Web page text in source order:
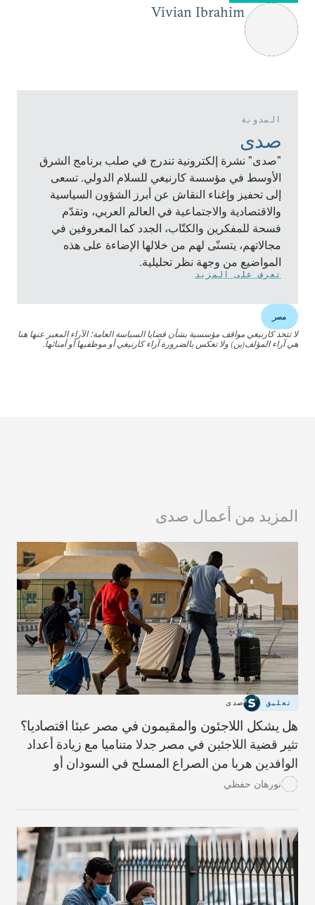
المدونة
صدى
"صدى" نشرة إلكترونية تندرج في صلب برنامج الشرق
الأوسط في مؤسسة كارنيغي للسلام الدولي. تسعى
إلى تحفيز وإغناء النقاش عن أبرز الشؤون السياسية
والاقتصادية والاجتماعية في العالم العربي، وتقدّم
فسحة للمفكرين والكتّاب، الجدد كما المعروفين في
مجالاتهم، يتسنّى لهم من خلالها الإضاءة على هذه
المواضيع من وجهة نظر تحليلية.
تعرف على المزيد
Vivian Ibrahim
مصر
لا تتخذ كارنيغي مواقف مؤسسية بشأن قضايا السياسة العامة؛ الآراء المعبر عنها هنا
هي آراء المؤلف(ين) ولا تعكس بالضرورة آراء كارنيغي أو موظفيها أو أمنائها.
المزيد من أعمال صدى
تعليق صدى
هل يشكل اللاجئون والمقيمون في مصر عبئا اقتصاديا؟
تثير قضية اللاجئين في مصر جدلا متناميا مع زيادة أعداد
الوافدين هربا من الصراع المسلح في السودان أو
الحرب في غزة.
نورهان حفظي